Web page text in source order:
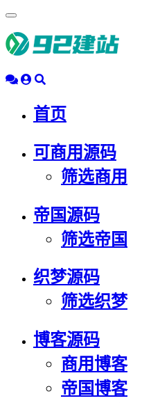
动
导
首页
可商用源码
筛选商用
帝国源码
筛选帝国
织梦源码
筛选织梦
博客源码
商用博客
帝国博客